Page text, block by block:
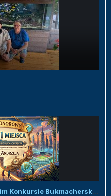
Honorowy dyplom w Malawijskim Konkursie Bukmacherskim :)